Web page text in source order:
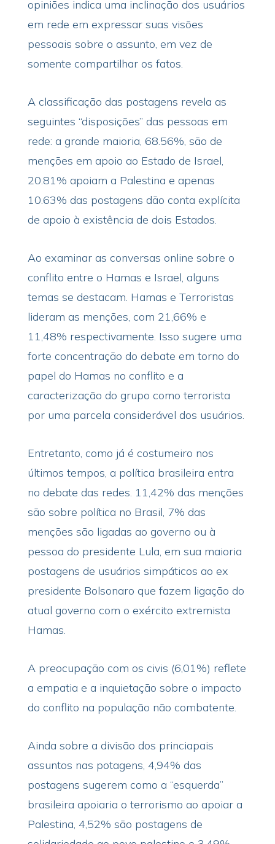
opiniões indica uma inclinação dos usuários
em rede em expressar suas visões
pessoais sobre o assunto, em vez de
somente compartilhar os fatos.
A classificação das postagens revela as
seguintes “disposições” das pessoas em
rede: a grande maioria, 68.56%, são de
menções em apoio ao Estado de Israel,
20.81% apoiam a Palestina e apenas
10.63% das postagens dão conta explícita
de apoio à existência de dois Estados.
Ao examinar as conversas online sobre o
conflito entre o Hamas e Israel, alguns
temas se destacam. Hamas e Terroristas
lideram as menções, com 21,66% e
11,48% respectivamente. Isso sugere uma
forte concentração do debate em torno do
papel do Hamas no conflito e a
caracterização do grupo como terrorista
por uma parcela considerável dos usuários.
Entretanto, como já é costumeiro nos
últimos tempos, a política brasileira entra
no debate das redes. 11,42% das menções
são sobre política no Brasil, 7% das
menções são ligadas ao governo ou à
pessoa do presidente Lula, em sua maioria
postagens de usuários simpáticos ao ex
presidente Bolsonaro que fazem ligação do
atual governo com o exército extremista
Hamas.
A preocupação com os civis (6,01%) reflete
a empatia e a inquietação sobre o impacto
do conflito na população não combatente.
Ainda sobre a divisão dos princiapais
assuntos nas potagens, 4,94% das
postagens sugerem como a “esquerda”
brasileira apoiaria o terrorismo ao apoiar a
Palestina, 4,52% são postagens de